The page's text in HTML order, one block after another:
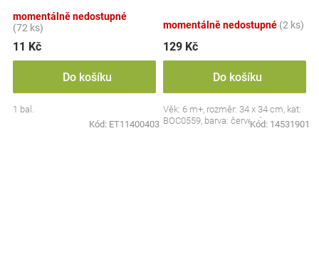
momentálně nedostupné
(72 ks)
11 Kč
Do košíku
1 bal.
Kód: ET11400403
momentálně nedostupné (2 ks)
129 Kč
Do košíku
Věk: 6 m+, rozměr: 34 x 34 cm, kat:
BOC0559, barva: červená
Kód: 14531901